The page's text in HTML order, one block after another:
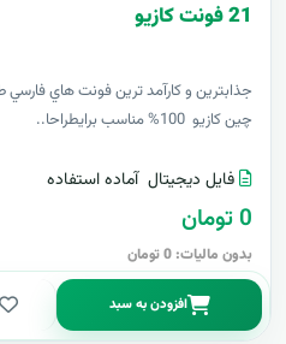
21 فونت کازيو
چين کازيو 100% مناسب برايطراحا..
فایل دیجیتال آماده استفاده
0 تومان
بدون مالیات: 0 تومان
افزودن به سبد